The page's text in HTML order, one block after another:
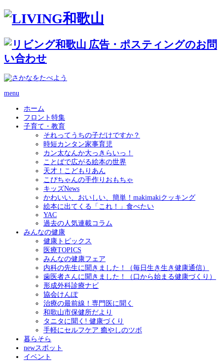
menu
ホーム
フロント特集
子育て・教育
それってうちの子だけですか？
時短カンタン家事育児
カン太なんか大っきらいっ！
ことばで広がる絵本の世界
天才！こどもりあん
こぴちゃんの手作りおもちゃ
キッズNews
かわいい、おいしい、簡単！makimakiクッキング
絵本に出てくる「これ！」食べたい
YAC
過去の人気連載コラム
みんなの健康
健康トピックス
医療TOPICS
みんなの健康フェア
内科の先生に聞きました！（毎日生き生き健康通信）
歯医者さんに聞きました！（口から始まる健康づくり）
形成外科診療ナビ
協会けんぽ
治療の最前線！専門医に聞く
和歌山市保健所だより
タニタに聞く! 健康づくり
手軽にセルフケア 癒やしのツボ
暮らそら
newスポット
イベント